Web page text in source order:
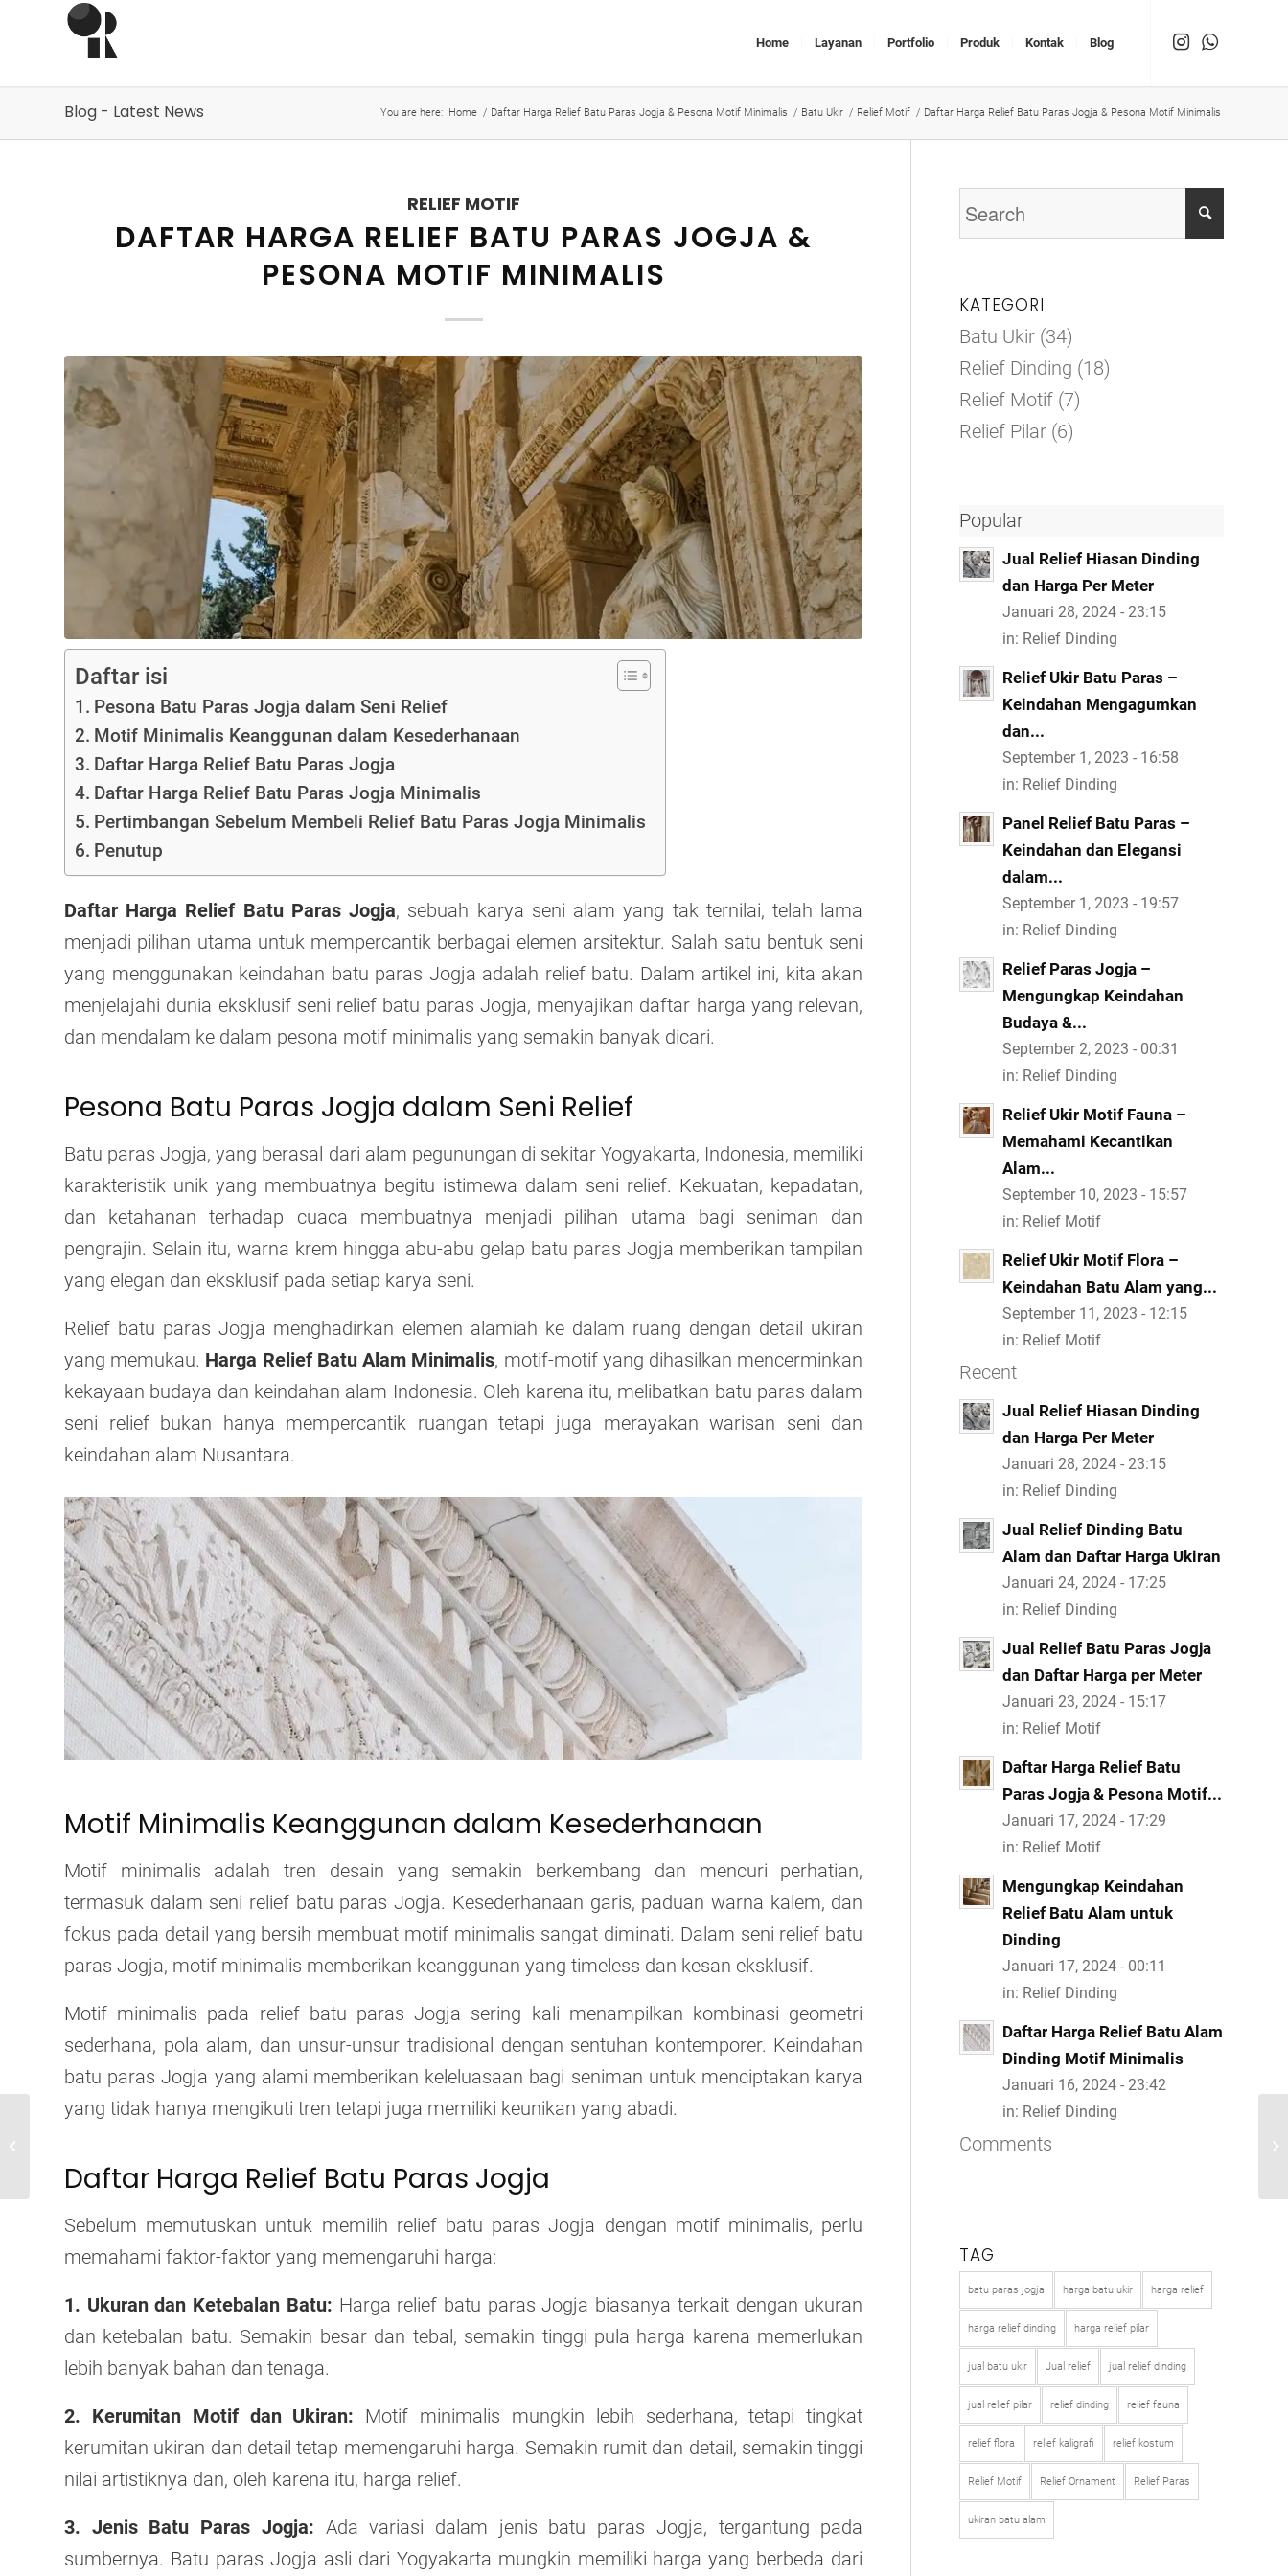
Home Layanan Portfolio Produk Kontak Blog
Blog - Latest News You are here: Home / Daftar Harga Relief Batu Paras Jogja & Pesona Motif Minimalis / Batu Ukir / Relief Motif / Daftar Harga Relief Batu Paras Jogja & Pesona Motif Minimalis
RELIEF MOTIF
DAFTAR HARGA RELIEF BATU PARAS JOGJA &
PESONA MOTIF MINIMALIS
Daftar isi
Pesona Batu Paras Jogja dalam Seni Relief
Motif Minimalis Keanggunan dalam Kesederhanaan
Daftar Harga Relief Batu Paras Jogja
Daftar Harga Relief Batu Paras Jogja Minimalis
Pertimbangan Sebelum Membeli Relief Batu Paras Jogja Minimalis
Penutup
Daftar Harga Relief Batu Paras Jogja, sebuah karya seni alam yang tak ternilai, telah lama
menjadi pilihan utama untuk mempercantik berbagai elemen arsitektur. Salah satu bentuk seni
yang menggunakan keindahan batu paras Jogja adalah relief batu. Dalam artikel ini, kita akan
menjelajahi dunia eksklusif seni relief batu paras Jogja, menyajikan daftar harga yang relevan,
dan mendalam ke dalam pesona motif minimalis yang semakin banyak dicari.
Pesona Batu Paras Jogja dalam Seni Relief
Batu paras Jogja, yang berasal dari alam pegunungan di sekitar Yogyakarta, Indonesia, memiliki
karakteristik unik yang membuatnya begitu istimewa dalam seni relief. Kekuatan, kepadatan,
dan ketahanan terhadap cuaca membuatnya menjadi pilihan utama bagi seniman dan
pengrajin. Selain itu, warna krem hingga abu-abu gelap batu paras Jogja memberikan tampilan
yang elegan dan eksklusif pada setiap karya seni.
Relief batu paras Jogja menghadirkan elemen alamiah ke dalam ruang dengan detail ukiran
yang memukau. Harga Relief Batu Alam Minimalis, motif-motif yang dihasilkan mencerminkan
kekayaan budaya dan keindahan alam Indonesia. Oleh karena itu, melibatkan batu paras dalam
seni relief bukan hanya mempercantik ruangan tetapi juga merayakan warisan seni dan
keindahan alam Nusantara.
Motif Minimalis Keanggunan dalam Kesederhanaan
Motif minimalis adalah tren desain yang semakin berkembang dan mencuri perhatian,
termasuk dalam seni relief batu paras Jogja. Kesederhanaan garis, paduan warna kalem, dan
fokus pada detail yang bersih membuat motif minimalis sangat diminati. Dalam seni relief batu
paras Jogja, motif minimalis memberikan keanggunan yang timeless dan kesan eksklusif.
Motif minimalis pada relief batu paras Jogja sering kali menampilkan kombinasi geometri
sederhana, pola alam, dan unsur-unsur tradisional dengan sentuhan kontemporer. Keindahan
batu paras Jogja yang alami memberikan keleluasaan bagi seniman untuk menciptakan karya
yang tidak hanya mengikuti tren tetapi juga memiliki keunikan yang abadi.
Daftar Harga Relief Batu Paras Jogja
Sebelum memutuskan untuk memilih relief batu paras Jogja dengan motif minimalis, perlu
memahami faktor-faktor yang memengaruhi harga:
1. Ukuran dan Ketebalan Batu: Harga relief batu paras Jogja biasanya terkait dengan ukuran
dan ketebalan batu. Semakin besar dan tebal, semakin tinggi pula harga karena memerlukan
lebih banyak bahan dan tenaga.
2. Kerumitan Motif dan Ukiran: Motif minimalis mungkin lebih sederhana, tetapi tingkat
kerumitan ukiran dan detail tetap memengaruhi harga. Semakin rumit dan detail, semakin tinggi
nilai artistiknya dan, oleh karena itu, harga relief.
3. Jenis Batu Paras Jogja: Ada variasi dalam jenis batu paras Jogja, tergantung pada
sumbernya. Batu paras Jogja asli dari Yogyakarta mungkin memiliki harga yang berbeda dari
KATEGORI
Batu Ukir (34)
Relief Dinding (18)
Relief Motif (7)
Relief Pilar (6)
Popular
Jual Relief Hiasan Dinding
dan Harga Per Meter
Januari 28, 2024 - 23:15
in: Relief Dinding
Relief Ukir Batu Paras –
Keindahan Mengagumkan
dan...
September 1, 2023 - 16:58
in: Relief Dinding
Panel Relief Batu Paras –
Keindahan dan Elegansi
dalam...
September 1, 2023 - 19:57
in: Relief Dinding
Relief Paras Jogja –
Mengungkap Keindahan
Budaya &...
September 2, 2023 - 00:31
in: Relief Dinding
Relief Ukir Motif Fauna –
Memahami Kecantikan
Alam...
September 10, 2023 - 15:57
in: Relief Motif
Relief Ukir Motif Flora –
Keindahan Batu Alam yang...
September 11, 2023 - 12:15
in: Relief Motif
Recent
Jual Relief Hiasan Dinding
dan Harga Per Meter
Januari 28, 2024 - 23:15
in: Relief Dinding
Jual Relief Dinding Batu
Alam dan Daftar Harga Ukiran
Januari 24, 2024 - 17:25
in: Relief Dinding
Jual Relief Batu Paras Jogja
dan Daftar Harga per Meter
Januari 23, 2024 - 15:17
in: Relief Motif
Daftar Harga Relief Batu
Paras Jogja & Pesona Motif...
Januari 17, 2024 - 17:29
in: Relief Motif
Mengungkap Keindahan
Relief Batu Alam untuk
Dinding
Januari 17, 2024 - 00:11
in: Relief Dinding
Daftar Harga Relief Batu Alam
Dinding Motif Minimalis
Januari 16, 2024 - 23:42
in: Relief Dinding
Comments
TAG
batu paras jogja harga batu ukir harga relief
harga relief dinding harga relief pilar
jual batu ukir Jual relief jual relief dinding
jual relief pilar relief dinding relief fauna
relief flora relief kaligrafi relief kostum
Relief Motif Relief Ornament Relief Paras
ukiran batu alam
Dinding